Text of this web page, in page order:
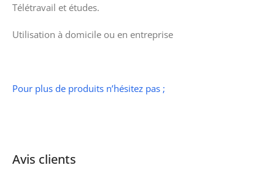
Télétravail et études.
Utilisation à domicile ou en entreprise
Pour plus de produits n’hésitez pas ;
Avis clients